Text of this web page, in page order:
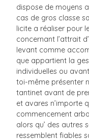
dispose de moyens
cas de gros classe
licite a réaliser pour
concernant l’attrait
levant comme
que appartient la
individuelles ou
toi-même présenter
tantinet avant de
et avares n’importe
commencement
alors qu’ des autres
ressemblent fiables